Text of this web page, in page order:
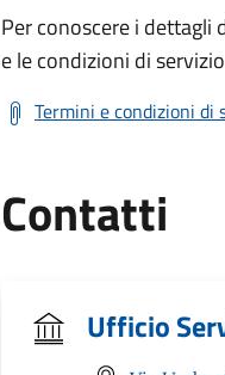
Per conoscere i dettagli
e le condizioni di
Termini e condizioni di
Contatti
Ufficio